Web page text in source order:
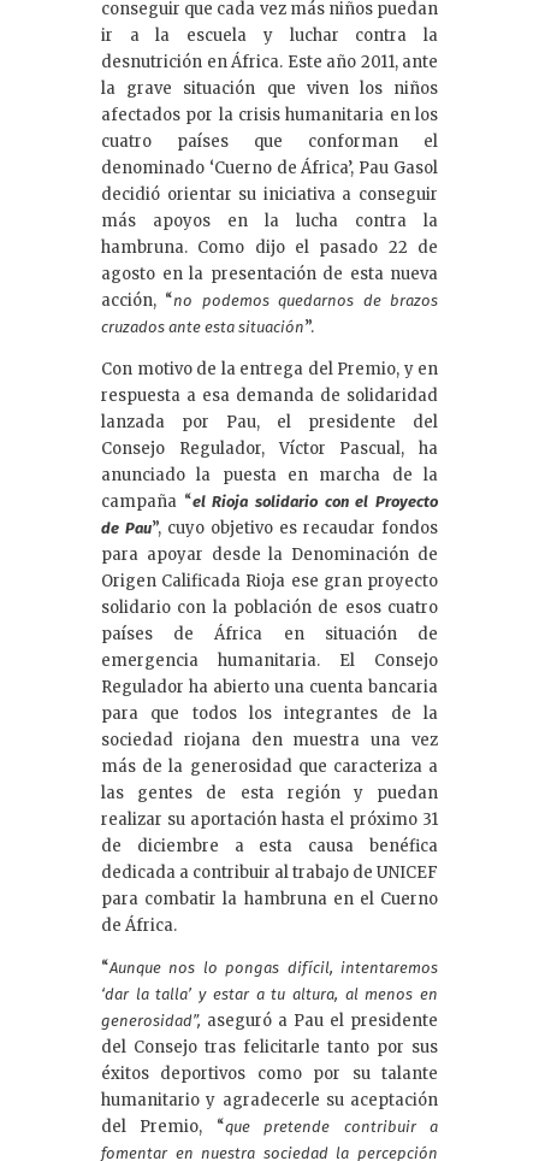
conseguir que cada vez más niños puedan
ir a la escuela y luchar contra la
desnutrición en África. Este año 2011, ante
la grave situación que viven los niños
afectados por la crisis humanitaria en los
cuatro países que conforman el
denominado ‘Cuerno de África’, Pau Gasol
decidió orientar su iniciativa a conseguir
más apoyos en la lucha contra la
hambruna. Como dijo el pasado 22 de
agosto en la presentación de esta nueva
acción, “no podemos quedarnos de brazos
cruzados ante esta situación”.
Con motivo de la entrega del Premio, y en
respuesta a esa demanda de solidaridad
lanzada por Pau, el presidente del
Consejo Regulador, Víctor Pascual, ha
anunciado la puesta en marcha de la
campaña “el Rioja solidario con el Proyecto
de Pau”, cuyo objetivo es recaudar fondos
para apoyar desde la Denominación de
Origen Calificada Rioja ese gran proyecto
solidario con la población de esos cuatro
países de África en situación de
emergencia humanitaria. El Consejo
Regulador ha abierto una cuenta bancaria
para que todos los integrantes de la
sociedad riojana den muestra una vez
más de la generosidad que caracteriza a
las gentes de esta región y puedan
realizar su aportación hasta el próximo 31
de diciembre a esta causa benéfica
dedicada a contribuir al trabajo de UNICEF
para combatir la hambruna en el Cuerno
de África.
“Aunque nos lo pongas difícil, intentaremos
‘dar la talla’ y estar a tu altura, al menos en
generosidad”, aseguró a Pau el presidente
del Consejo tras felicitarle tanto por sus
éxitos deportivos como por su talante
humanitario y agradecerle su aceptación
del Premio, “que pretende contribuir a
fomentar en nuestra sociedad la percepción